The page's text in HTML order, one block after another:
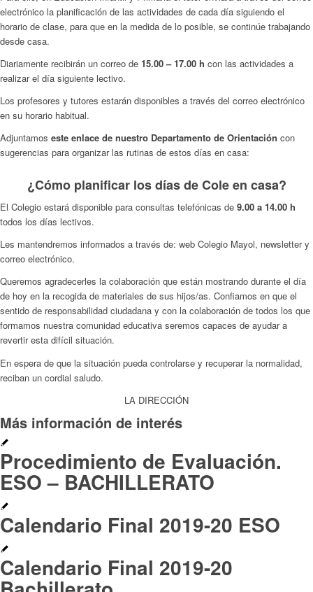
electrónico la planificación de las actividades de cada día siguiendo el
horario de clase, para que en la medida de lo posible, se continúe trabajando
desde casa.
Diariamente recibirán un correo de 15.00 – 17.00 h con las actividades a
realizar el día siguiente lectivo.
Los profesores y tutores estarán disponibles a través del correo electrónico
en su horario habitual.
Adjuntamos este enlace de nuestro Departamento de Orientación con
sugerencias para organizar las rutinas de estos días en casa:
¿Cómo planificar los días de Cole en casa?
El Colegio estará disponible para consultas telefónicas de 9.00 a 14.00 h
todos los días lectivos.
Les mantendremos informados a través de: web Colegio Mayol, newsletter y
correo electrónico.
Queremos agradecerles la colaboración que están mostrando durante el día
de hoy en la recogida de materiales de sus hijos/as. Confiamos en que el
sentido de responsabilidad ciudadana y con la colaboración de todos los que
formamos nuestra comunidad educativa seremos capaces de ayudar a
revertir esta difícil situación.
En espera de que la situación pueda controlarse y recuperar la normalidad,
reciban un cordial saludo.
LA DIRECCIÓN
Más información de interés
Procedimiento de Evaluación.
ESO – BACHILLERATO
Calendario Final 2019-20 ESO
Calendario Final 2019-20